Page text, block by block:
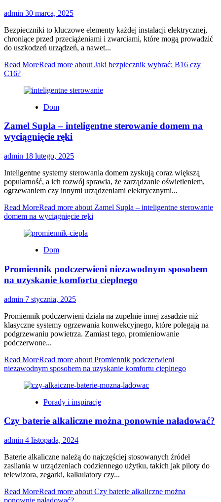
admin 30 marca, 2025
Bezpieczniki to kluczowe elementy każdej instalacji elektrycznej,
chroniące przed przeciążeniami i zwarciami, które mogą prowadzić
do uszkodzeń urządzeń, a nawet...
Read MoreRead more about Jaki bezpiecznik wybrać: B16 czy
C16?
Dom
Zamel Supla – inteligentne sterowanie domem na
wyciągnięcie ręki
admin 18 lutego, 2025
Inteligentne systemy sterowania domem zyskują coraz większą
popularność, a ich rozwój sprawia, że zarządzanie oświetleniem,
ogrzewaniem czy innymi urządzeniami elektrycznymi...
Read MoreRead more about Zamel Supla – inteligentne sterowanie
domem na wyciągnięcie ręki
Dom
Promiennik podczerwieni niezawodnym sposobem
na uzyskanie komfortu cieplnego
admin 7 stycznia, 2025
Promiennik podczerwieni działa na zupełnie innej zasadzie niż
klasyczne systemy ogrzewania konwekcyjnego, które polegają na
podgrzewaniu powietrza. Zamiast tego, promieniowanie
podczerwone...
Read MoreRead more about Promiennik podczerwieni
niezawodnym sposobem na uzyskanie komfortu cieplnego
Porady i inspiracje
Czy baterie alkaliczne można ponownie naładować?
admin 4 listopada, 2024
Baterie alkaliczne należą do najczęściej stosowanych źródeł
zasilania w urządzeniach codziennego użytku, takich jak piloty do
telewizora, zegarki, kalkulatory czy...
Read MoreRead more about Czy baterie alkaliczne można
ponownie naładować?